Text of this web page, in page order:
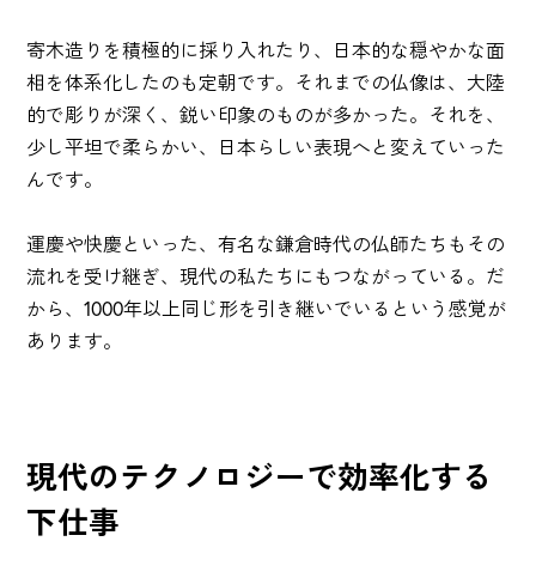
寄木造りを積極的に採り入れたり、日本的な穏やかな面
相を体系化したのも定朝です。それまでの仏像は、大陸
的で彫りが深く、鋭い印象のものが多かった。それを、
少し平坦で柔らかい、日本らしい表現へと変えていった
んです。
運慶や快慶といった、有名な鎌倉時代の仏師たちもその
流れを受け継ぎ、現代の私たちにもつながっている。だ
から、1000年以上同じ形を引き継いでいるという感覚が
あります。
現代のテクノロジーで効率化する
下仕事